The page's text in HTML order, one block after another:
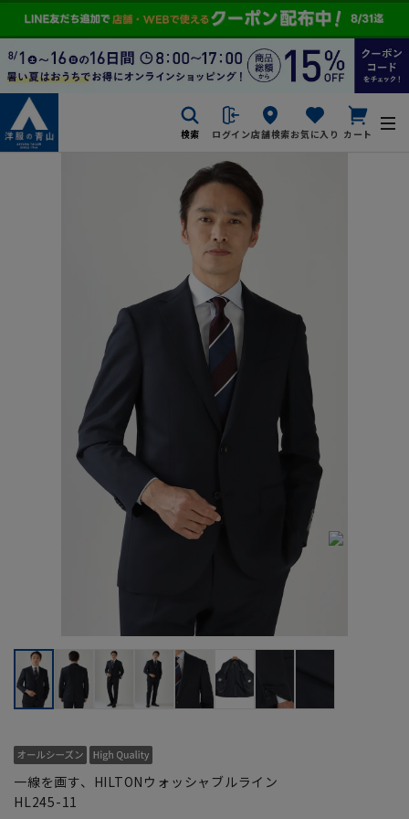
検索 ログイン店舗検索お気に入り カート
一線を画す、HILTONウォッシャブルライン
HL245-11